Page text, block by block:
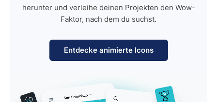
herunter und verleihe deinen Projekten den Wow-
Faktor, nach dem du suchst.
Entdecke animierte Icons